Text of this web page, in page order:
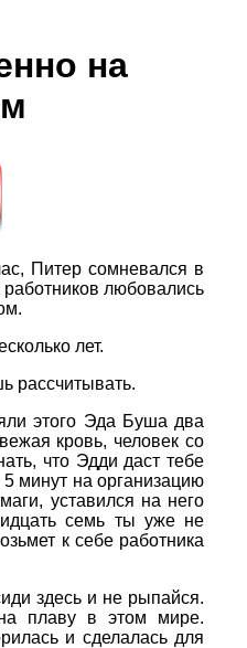
на
Питер сомневался в
любовались
лет.
рассчитывать.
этого Эда Буша два
кровь, человек со
что Эдди даст тебе
минут на организацию
уставился на него
семь ты уже не
к себе работника
здесь и не рыпайся.
плаву в этом мире.
и сделалась для